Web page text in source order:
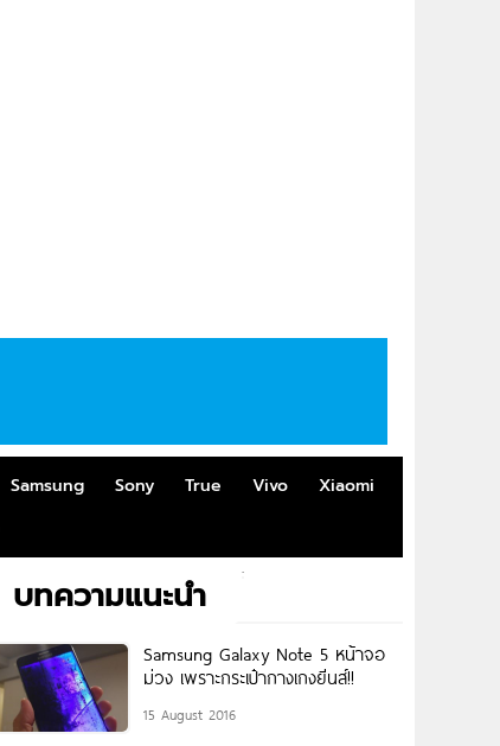
Samsung Sony True Vivo
Xiaomi
บทความแนะนำ
Samsung Galaxy Note 5 หน้าจอ
ม่วง เพราะกระเป๋ากางเกงยีนส์!!
15 August 2016